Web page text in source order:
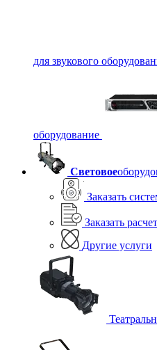
для звукового
оборудование
Световое
Заказать
Заказать
Другие услуги